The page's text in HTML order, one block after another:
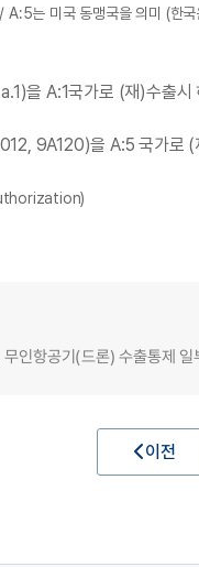
는 미국 동맹국을 의미 (한국
을 A:1국가로 (재)수출
9A120)을 A:5 국가
항공기(드론) 수출통제
이전